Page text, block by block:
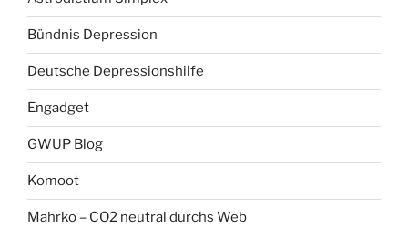
Bündnis Depression
Deutsche Depressionshilfe
Engadget
GWUP Blog
Komoot
Mahrko – CO2 neutral durchs Web